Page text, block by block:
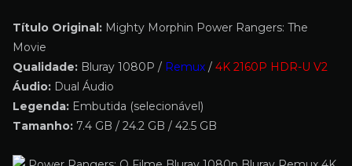
Título Original: Mighty Morphin Power Rangers: The
Movie
Qualidade: Bluray 1080P / Remux / 4K 2160P HDR-U V2
Áudio: Dual Áudio
Legenda: Embutida (selecionável)
Tamanho: 7.4 GB / 24.2 GB / 42.5 GB